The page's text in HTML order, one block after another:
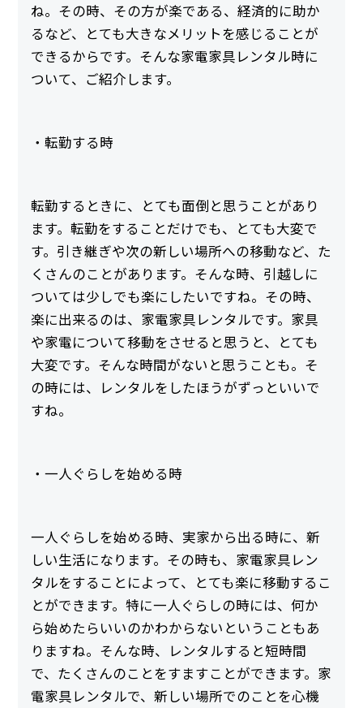
ね。その時、その方が楽である、経済的に助か
るなど、とても大きなメリットを感じることが
できるからです。そんな家電家具レンタル時に
ついて、ご紹介します。
・転勤する時
転勤するときに、とても面倒と思うことがあり
ます。転勤をすることだけでも、とても大変で
す。引き継ぎや次の新しい場所への移動など、た
くさんのことがあります。そんな時、引越しに
ついては少しでも楽にしたいですね。その時、
楽に出来るのは、家電家具レンタルです。家具
や家電について移動をさせると思うと、とても
大変です。そんな時間がないと思うことも。そ
の時には、レンタルをしたほうがずっといいで
すね。
・一人ぐらしを始める時
一人ぐらしを始める時、実家から出る時に、新
しい生活になります。その時も、家電家具レン
タルをすることによって、とても楽に移動するこ
とができます。特に一人ぐらしの時には、何か
ら始めたらいいのかわからないということもあ
りますね。そんな時、レンタルすると短時間
で、たくさんのことをすますことができます。家
電家具レンタルで、新しい場所でのことを心機